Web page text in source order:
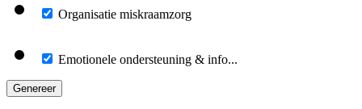
Organisatie miskraamzorg
Emotionele ondersteuning & info...
Genereer